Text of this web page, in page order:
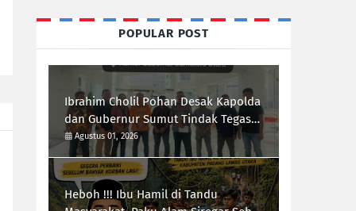
POPULAR POST
Ibrahim Cholil Pohan Desak Kapolda
dan Gubernur Sumut Tindak Tegas
Galian C Ilegal di Sipiongot Julu Kec.
Dolok Kab. Paluta
Agustus 01, 2026
Heboh !!! Ibu Hamil di Tandu